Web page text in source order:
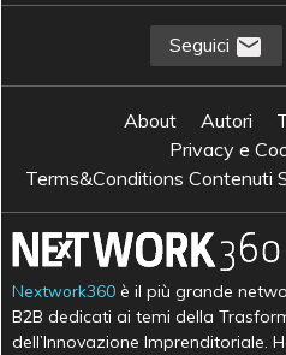
Seguici
About Autori
Privacy e
Terms&Conditions Contenuti
Nextwork360 è il più grande
B2B dedicati ai temi della
dell’Innovazione Imprenditoriale.